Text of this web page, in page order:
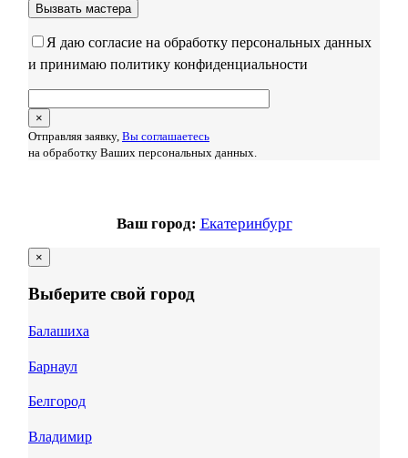
Я даю согласие на обработку персональных данных
и принимаю политику конфиденциальности
×
Отправляя заявку, Вы соглашаетесь
на обработку Ваших персональных данных.
Ваш город: Екатеринбург
×
Выберите свой город
Балашиха
Барнаул
Белгород
Владимир